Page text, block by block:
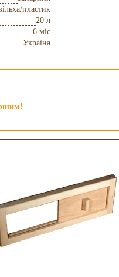
пластик
20 л
6 міс
Україна